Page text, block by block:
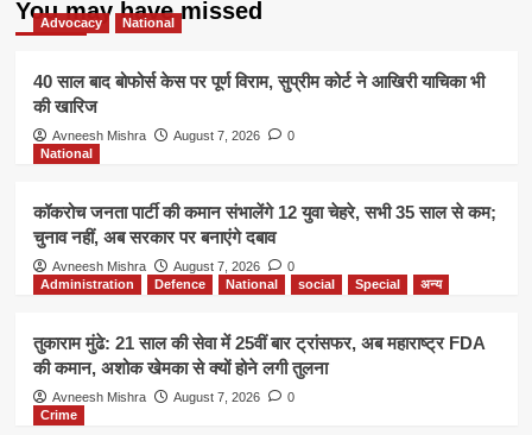
You may have missed
Advocacy National
40 साल बाद बोफोर्स केस पर पूर्ण विराम, सुप्रीम कोर्ट ने आखिरी याचिका भी
की खारिज
Avneesh Mishra August 7, 2026
0
National
कॉकरोच जनता पार्टी की कमान संभालेंगे 12 युवा चेहरे, सभी 35 साल से कम;
चुनाव नहीं, अब सरकार पर बनाएंगे दबाव
Avneesh Mishra August 7, 2026
0
Administration
Defence National social Special अन्य
तुकाराम मुंढे: 21 साल की सेवा में 25वीं बार ट्रांसफर, अब महाराष्ट्र FDA
की कमान, अशोक खेमका से क्यों होने लगी तुलना
Avneesh Mishra August 7, 2026
0
Crime